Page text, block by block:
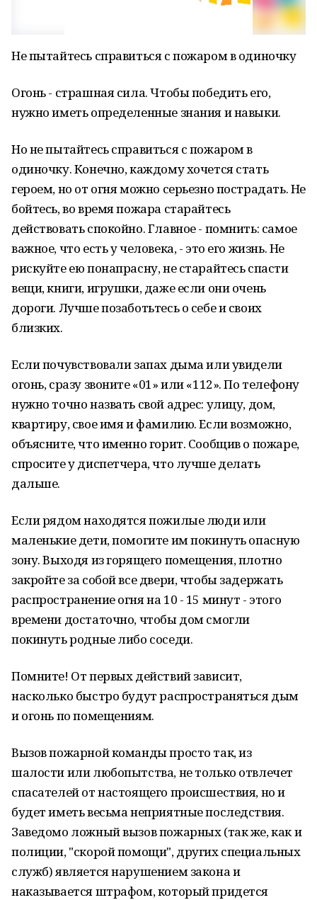
Не пытайтесь справиться с пожаром в одиночку
Огонь - страшная сила. Чтобы победить его,
нужно иметь определенные знания и навыки.
Но не пытайтесь справиться с пожаром в
одиночку. Конечно, каждому хочется стать
героем, но от огня можно серьезно пострадать. Не
бойтесь, во время пожара старайтесь
действовать спокойно. Главное - помнить: самое
важное, что есть у человека, - это его жизнь. Не
рискуйте ею понапрасну, не старайтесь спасти
вещи, книги, игрушки, даже если они очень
дороги. Лучше позаботьтесь о себе и своих
близких.
Если почувствовали запах дыма или увидели
огонь, сразу звоните «01» или «112». По телефону
нужно точно назвать свой адрес: улицу, дом,
квартиру, свое имя и фамилию. Если возможно,
объясните, что именно горит. Сообщив о пожаре,
спросите у диспетчера, что лучше делать
дальше.
Если рядом находятся пожилые люди или
маленькие дети, помогите им покинуть опасную
зону. Выходя из горящего помещения, плотно
закройте за собой все двери, чтобы задержать
распространение огня на 10 - 15 минут - этого
времени достаточно, чтобы дом смогли
покинуть родные либо соседи.
Помните! От первых действий зависит,
насколько быстро будут распространяться дым
и огонь по помещениям.
Вызов пожарной команды просто так, из
шалости или любопытства, не только отвлечет
спасателей от настоящего происшествия, но и
будет иметь весьма неприятные последствия.
Заведомо ложный вызов пожарных (так же, как и
полиции, "скорой помощи", других специальных
служб) является нарушением закона и
наказывается штрафом, который придется